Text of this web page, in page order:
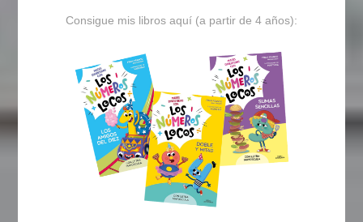
Consigue mis libros aquí (a partir de 4 años):